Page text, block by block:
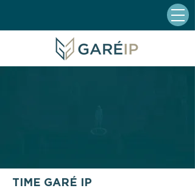
TIME GARÉ IP